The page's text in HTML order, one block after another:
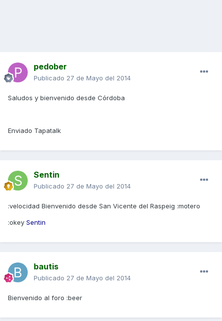
pedober
Publicado 27 de Mayo del 2014
Saludos y bienvenido desde Córdoba
Enviado Tapatalk
Sentin
Publicado 27 de Mayo del 2014
:velocidad Bienvenido desde San Vicente del Raspeig :motero
:okey Sentin
bautis
Publicado 27 de Mayo del 2014
Bienvenido al foro :beer